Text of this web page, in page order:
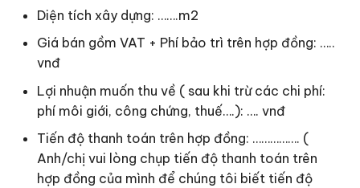
Diện tích xây dựng: …….m2
Giá bán gồm VAT + Phí bảo trì trên hợp đồng: …..
vnđ
Lợi nhuận muốn thu về ( sau khi trừ các chi phí:
phí môi giới, công chứng, thuế….): …. vnđ
Tiến độ thanh toán trên hợp đồng: ……………. (
Anh/chị vui lòng chụp tiến độ thanh toán trên
hợp đồng của mình để chúng tôi biết tiến độ